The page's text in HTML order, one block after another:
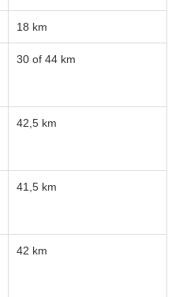
18 km
30 of 44 km
42,5 km
41,5 km
42 km